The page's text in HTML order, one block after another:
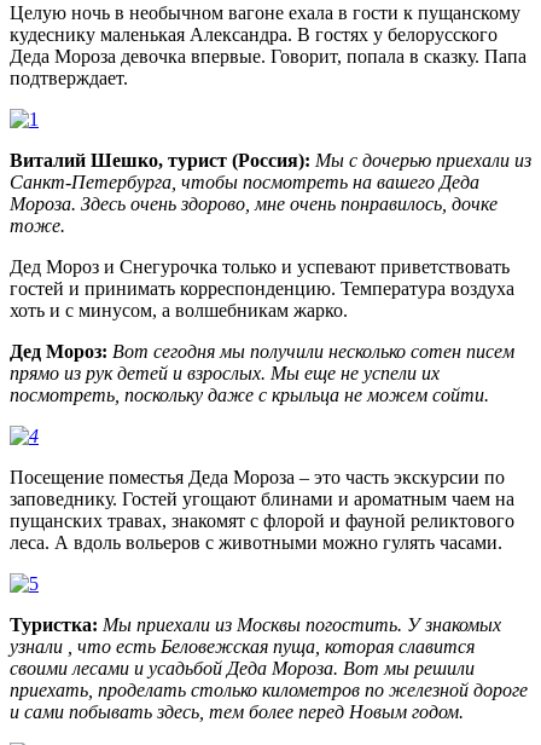
Целую ночь в необычном вагоне ехала в гости к пущанскому
кудеснику маленькая Александра. В гостях у белорусского
Деда Мороза девочка впервые. Говорит, попала в сказку. Папа
подтверждает.
Виталий Шешко, турист (Россия): Мы с дочерью приехали из
Санкт-Петербурга, чтобы посмотреть на вашего Деда
Мороза. Здесь очень здорово, мне очень понравилось, дочке
тоже.
Дед Мороз и Снегурочка только и успевают приветствовать
гостей и принимать корреспонденцию. Температура воздуха
хоть и с минусом, а волшебникам жарко.
Дед Мороз: Вот сегодня мы получили несколько сотен писем
прямо из рук детей и взрослых. Мы еще не успели их
посмотреть, поскольку даже с крыльца не можем сойти.
Посещение поместья Деда Мороза – это часть экскурсии по
заповеднику. Гостей угощают блинами и ароматным чаем на
пущанских травах, знакомят с флорой и фауной реликтового
леса. А вдоль вольеров с животными можно гулять часами.
Туристка: Мы приехали из Москвы погостить. У знакомых
узнали , что есть Беловежская пуща, которая славится
своими лесами и усадьбой Деда Мороза. Вот мы решили
приехать, проделать столько километров по железной дороге
и сами побывать здесь, тем более перед Новым годом.